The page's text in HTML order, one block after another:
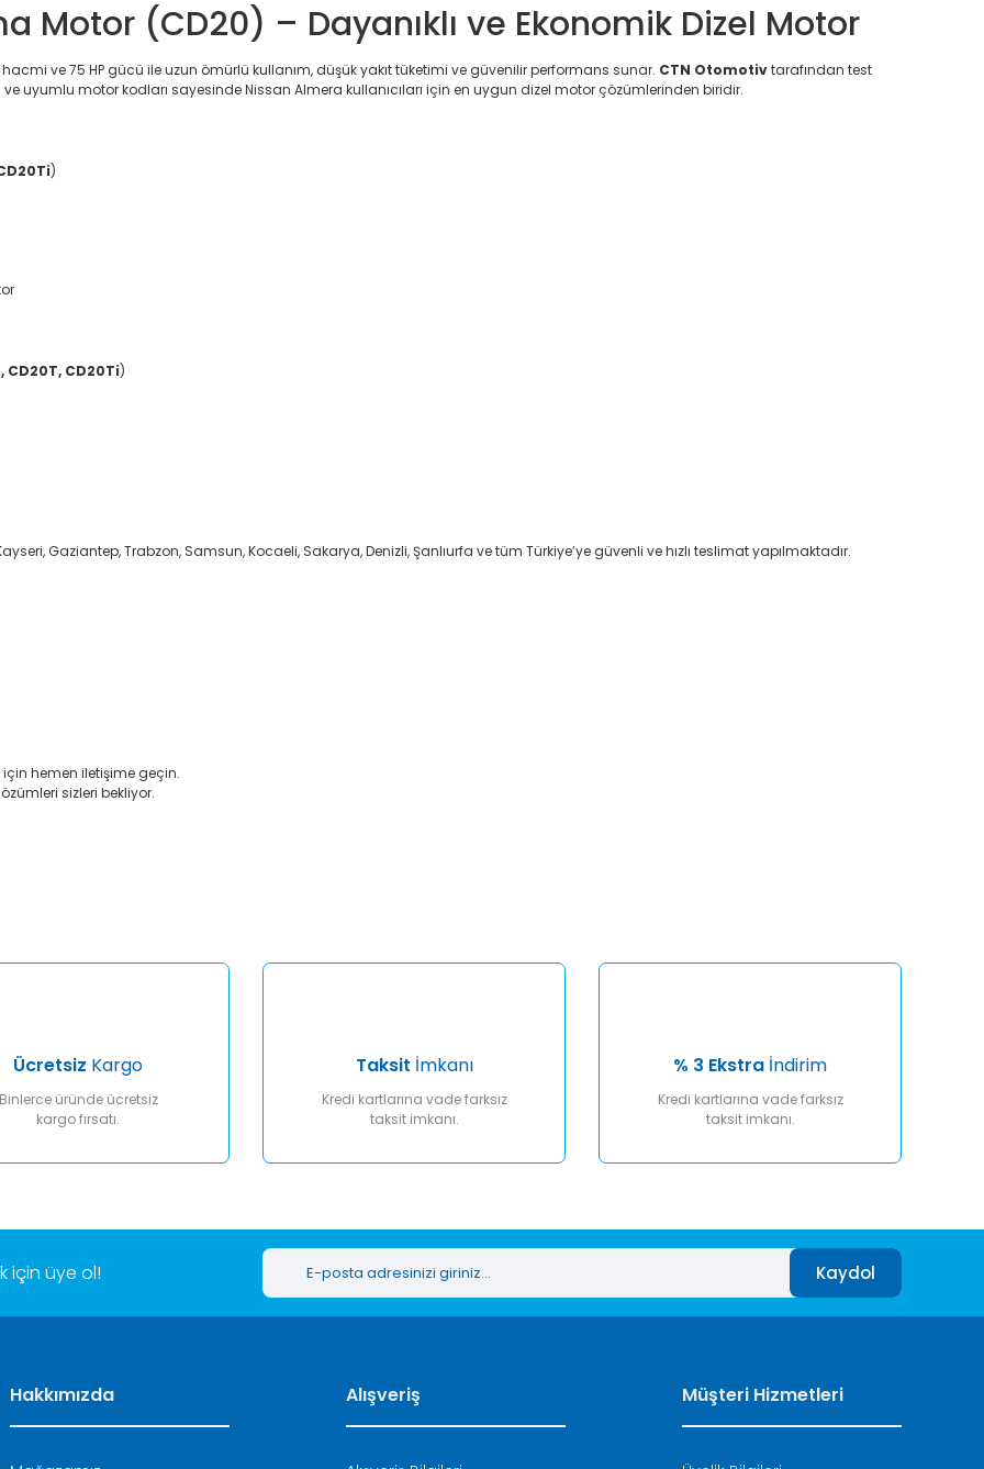
Motor (CD20) – Dayanıklı ve Ekonomik Dizel Motor
ve 75 HP gücü ile uzun ömürlü kullanım, düşük yakıt tüketimi ve güvenilir performans sunar. CTN Otomotivtarafından test
uyumlu motor kodları sayesinde Nissan Almera kullanıcıları için en uygun dizel motor çözümlerinden biridir.
)
CD20T, CD20Ti)
Gaziantep, Trabzon, Samsun, Kocaeli, Sakarya, Denizli, Şanlıurfa ve tüm Türkiye’ye güvenli ve hızlı teslimat yapılmaktadır.
için hemen iletişime geçin.
sizleri bekliyor.
Gönder
Ücretsiz Kargo
üründe ücretsiz
kargo fırsatı.
Taksit İmkanı
Kredi kartlarına vade farksız
taksit imkanı.
% 3 Ekstra İndirim
Kredi kartlarına vade farksız
taksit imkanı.
için üye ol! Kaydol
Hakkımızda Alışveriş Müşteri Hizmetleri